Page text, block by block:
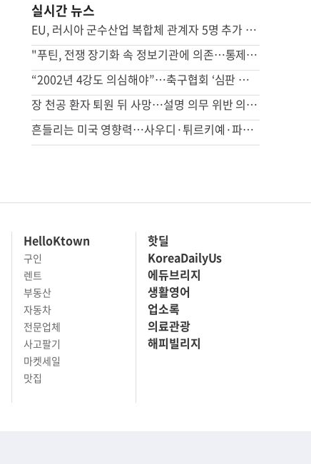
실시간 뉴스
EU, 러시아 군수산업 복합체 관계자 5명 추가 제재
"푸틴, 전쟁 장기화 속 정보기관에 의존…통제 강화"
“2002년 4강도 의심해야”…축구협회 ‘심판 성접대’에 日매체도 맹비판
장 천공 환자 퇴원 뒤 사망…설명 의무 위반 의사 항소심도 유죄
흔들리는 미국 영향력…사우디·튀르키예·파키스탄, 공동방위조약
HelloKtown
구인
렌트
부동산
자동차
전문업체
사고팔기
마켓세일
맛집
핫딜
KoreaDailyUs
에듀브리지
생활영어
업소록
의료관광
해피빌리지